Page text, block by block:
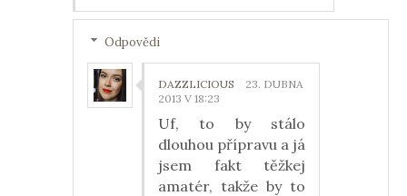
Odpovědi
DAZZLICIOUS
23. DUBNA
2013 V 18:23
Uf, to by stálo
dlouhou přípravu a já
jsem fakt těžkej
amatér, takže by to